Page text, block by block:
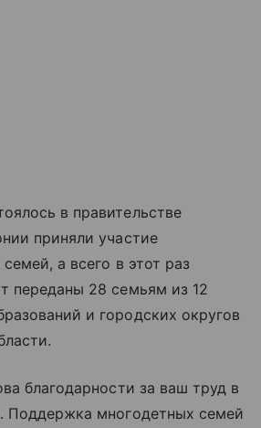
в правительстве
приняли участие
а всего в этот раз
переданы 28 семьям из 12
и городских округов
благодарности за ваш труд в
Поддержка многодетных семей